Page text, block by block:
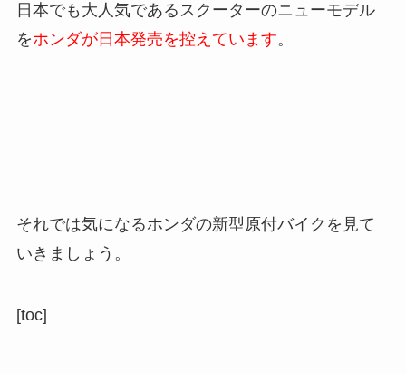
日本でも大人気であるスクーターのニューモデル
をホンダが日本発売を控えています。
それでは気になるホンダの新型原付バイクを見て
いきましょう。
[toc]